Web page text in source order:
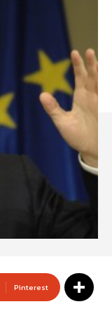
Pinterest